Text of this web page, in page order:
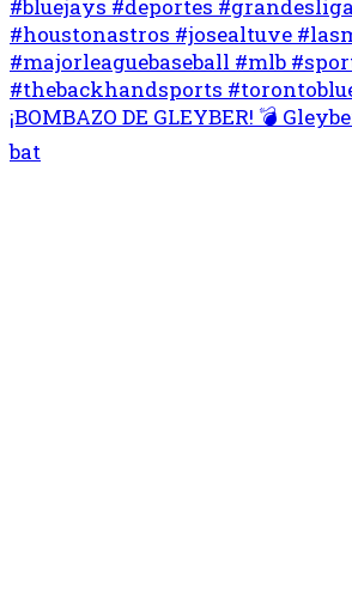
¡BOMBAZO DE GLEYBER! 💣
bat